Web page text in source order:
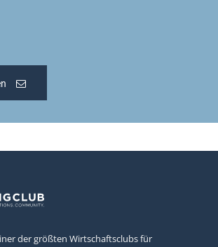
der größten Wirtschaftsclubs für